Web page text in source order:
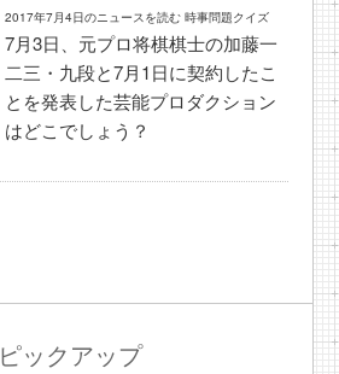
2017年7月4日のニュースを読む 時事問題クイズ
7月3日、元プロ将棋棋士の加藤一
二三・九段と7月1日に契約したこ
とを発表した芸能プロダクション
はどこでしょう？
ピックアップ